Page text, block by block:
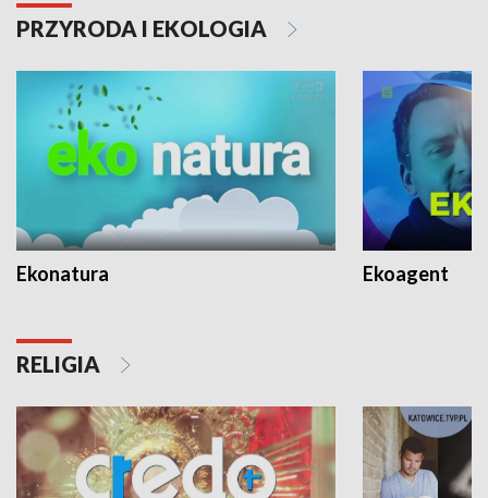
PRZYRODA I EKOLOGIA
Ekonatura Ekoagent
RELIGIA